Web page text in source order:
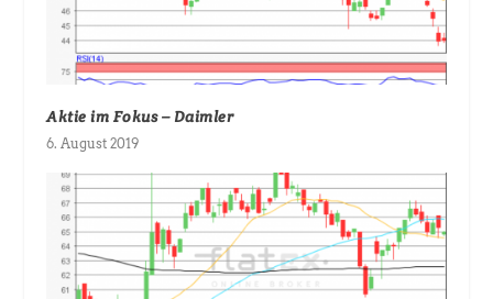
Aktie im Fokus – Daimler
6. August 2019